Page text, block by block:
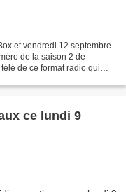
et vendredi 12 septembre
de la saison 2 de
de ce format radio qui
ce lundi 9